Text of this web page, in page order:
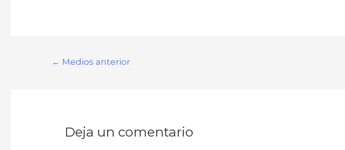
Navegación
← Medios anterior
Deja un comentario